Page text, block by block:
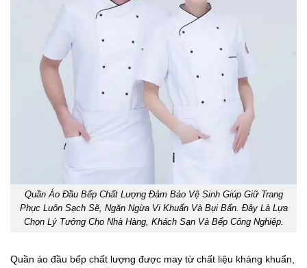
Quần Áo Đầu Bếp Chất Lượng Đảm Bảo Vệ Sinh Giúp Giữ Trang
Phục Luôn Sạch Sẽ, Ngăn Ngừa Vi Khuẩn Và Bụi Bẩn. Đây Là Lựa
Chọn Lý Tưởng Cho Nhà Hàng, Khách Sạn Và Bếp Công Nghiệp.
Quần áo đầu bếp chất lượng được may từ chất liệu kháng khuẩn,